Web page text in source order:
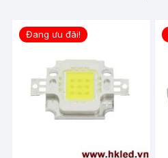
Đang ưu đãi!